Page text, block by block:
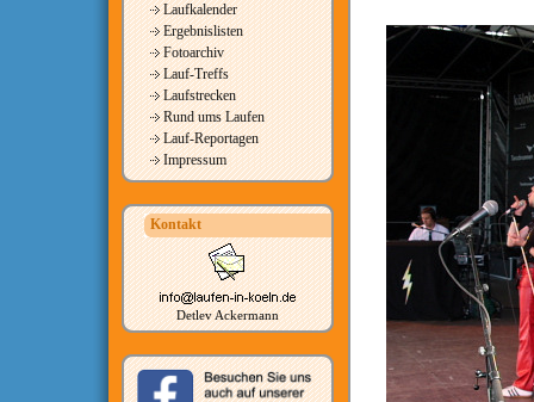
Laufkalender
Ergebnislisten
Fotoarchiv
Lauf-Treffs
Laufstrecken
Rund ums Laufen
Lauf-Reportagen
Impressum
Kontakt
Detlev Ackermann